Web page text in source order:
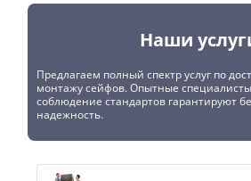
Наши
Предлагаем полный спектр услуг по
монтажу сейфов. Опытные
соблюдение стандартов гарантируют
надежность.